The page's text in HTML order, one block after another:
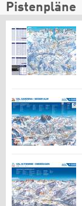
Pistenpläne